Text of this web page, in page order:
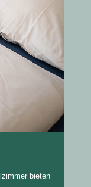
bieten